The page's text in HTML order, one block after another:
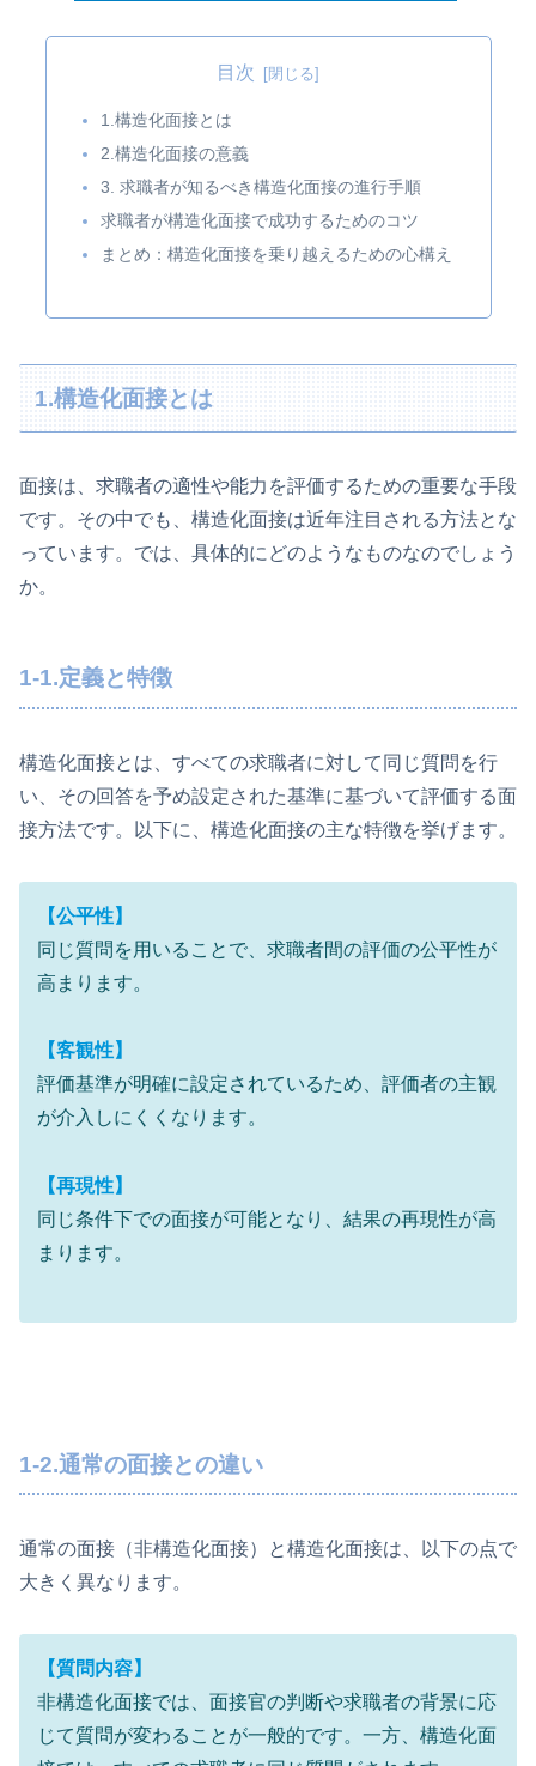
目次
1.構造化面接とは
2.構造化面接の意義
3. 求職者が知るべき構造化面接の進行手順
求職者が構造化面接で成功するためのコツ
まとめ：構造化面接を乗り越えるための心構え
1.構造化面接とは
面接は、求職者の適性や能力を評価するための重要な手段
です。その中でも、構造化面接は近年注目される方法とな
っています。では、具体的にどのようなものなのでしょう
か。
1-1.定義と特徴
構造化面接とは、すべての求職者に対して同じ質問を行
い、その回答を予め設定された基準に基づいて評価する面
接方法です。以下に、構造化面接の主な特徴を挙げます。
【公平性】
同じ質問を用いることで、求職者間の評価の公平性が
高まります。
【客観性】
評価基準が明確に設定されているため、評価者の主観
が介入しにくくなります。
【再現性】
同じ条件下での面接が可能となり、結果の再現性が高
まります。
1-2.通常の面接との違い
通常の面接（非構造化面接）と構造化面接は、以下の点で
大きく異なります。
【質問内容】
非構造化面接では、面接官の判断や求職者の背景に応
じて質問が変わることが一般的です。一方、構造化面